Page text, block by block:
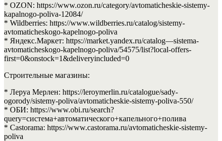
* OZON: https://www.ozon.ru/category/avtomaticheskie-sistemy-
kapalnogo-poliva-12084/
* Wildberries: https://www.wildberries.ru/catalog/sistemy-
avtomaticheskogo-kapelnogo-poliva
* Яндекс.Маркет: https://market.yandex.ru/catalog—sistema-
avtomaticheskogo-kapelnogo-poliva/54575/list?local-offers-
first=0&onstock=1&deliveryincluded=0
Строительные магазины:
* Леруа Мерлен: https://leroymerlin.ru/catalogue/sady-
ogorody/sistemy-poliva/avtomaticheskie-sistemy-poliva-550/
* ОБИ: https://www.obi.ru/search?
query=система+автоматического+капельного+полива
* Castorama: https://www.castorama.ru/avtomaticheskie-sistemy-
poliva